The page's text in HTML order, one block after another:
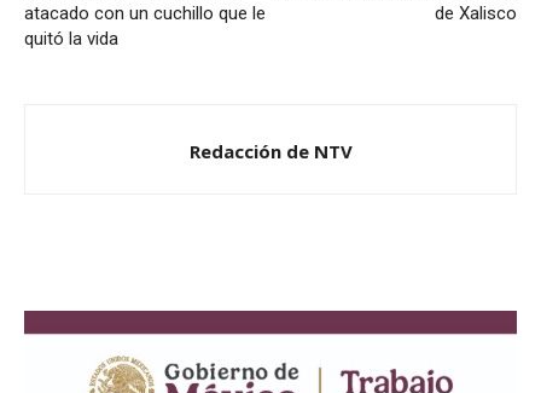
atacado con un cuchillo que le
quitó la vida
de Xalisco
Redacción de NTV